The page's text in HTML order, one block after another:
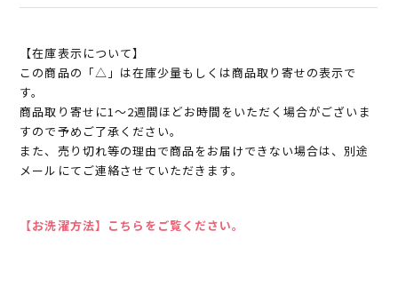
【在庫表示について】
この商品の「△」は在庫少量もしくは商品取り寄せの表示で
す。
商品取り寄せに1～2週間ほどお時間をいただく場合がございま
すので予めご了承ください。
また、売り切れ等の理由で商品をお届けできない場合は、別途
メールにてご連絡させていただきます。
【お洗濯方法】こちらをご覧ください。